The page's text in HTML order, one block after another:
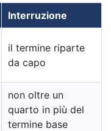
Interruzione
il termine riparte
da capo
non oltre un
quarto in più del
termine base